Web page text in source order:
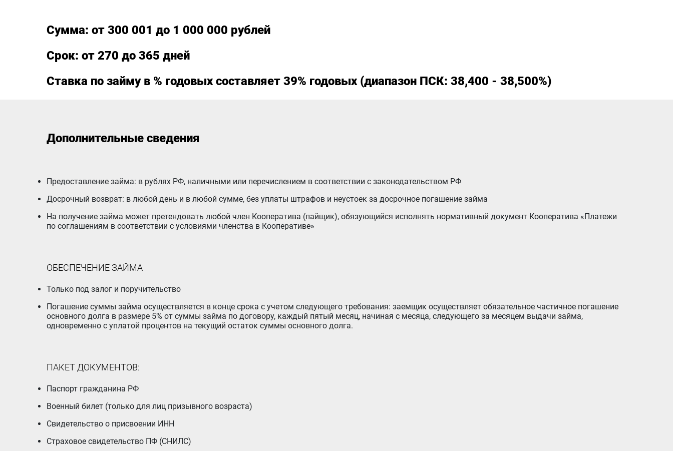
Сумма: от 300 001 до 1 000 000 рублей
Срок: от 270 до 365 дней
Ставка по займу в % годовых составляет 39% годовых (диапазон ПСК: 38,400 - 38,500%)
Дополнительные сведения
Предоставление займа: в рублях РФ, наличными или перечислением в соответствии с законодательством РФ
Досрочный возврат: в любой день и в любой сумме, без уплаты штрафов и неустоек за досрочное погашение займа
На получение займа может претендовать любой член Кооператива (пайщик), обязующийся исполнять нормативный документ Кооператива «Платежи
по соглашениям в соответствии с условиями членства в Кооперативе»
ОБЕСПЕЧЕНИЕ ЗАЙМА
Только под залог и поручительство
Погашение суммы займа осуществляется в конце срока с учетом следующего требования: заемщик осуществляет обязательное частичное погашение
основного долга в размере 5% от суммы займа по договору, каждый пятый месяц, начиная с месяца, следующего за месяцем выдачи займа,
одновременно с уплатой процентов на текущий остаток суммы основного долга.
ПАКЕТ ДОКУМЕНТОВ:
Паспорт гражданина РФ
Военный билет (только для лиц призывного возраста)
Свидетельство о присвоении ИНН
Страховое свидетельство ПФ (СНИЛС)